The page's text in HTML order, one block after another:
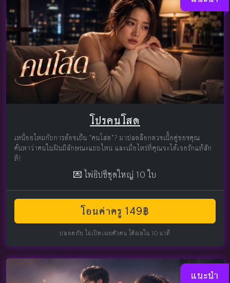
โปรคนโสด
เหนื่อยไหมกับการต้องเป็น "คนโสด"? มาปลดล็อกดวงเนื้อคู่ของคุณ
ค้นหาว่าคนในฝันมีลักษณะแบบไหน และเมื่อไหร่ที่คุณจะได้เจอรักแท้สัก
ที!
💌 ไพ่ยิปซีชุดใหญ่ 10 ใบ
โอนค่าครู 149฿
ปลอดภัย ไม่เปิดเผยตัวตน ได้ผลใน 10 นาที
แนะนำ